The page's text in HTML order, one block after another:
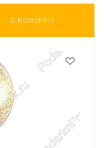
В КОРЗИНУ